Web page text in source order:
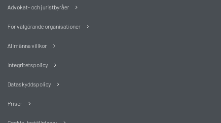
Advokat- och juristbyråer
För välgörande organisationer
Allmänna villkor
Integritetspolicy
Dataskyddspolicy
Priser